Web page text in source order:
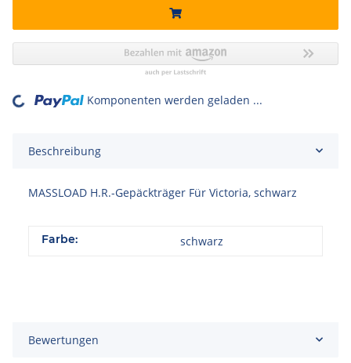
Loading... Komponenten werden geladen ...
Beschreibung
MASSLOAD H.R.-Gepäckträger Für Victoria, schwarz
Farbe: schwarz
Bewertungen